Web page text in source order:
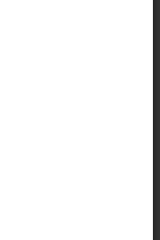
- Pack